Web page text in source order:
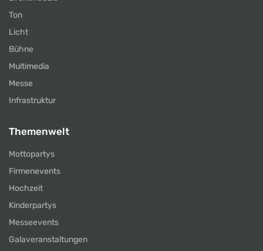
Ton
Licht
Bühne
Multimedia
Messe
Infrastruktur
Themenwelt
Mottopartys
Firmenevents
Hochzeit
Kinderpartys
Messeevents
Galaveranstaltungen